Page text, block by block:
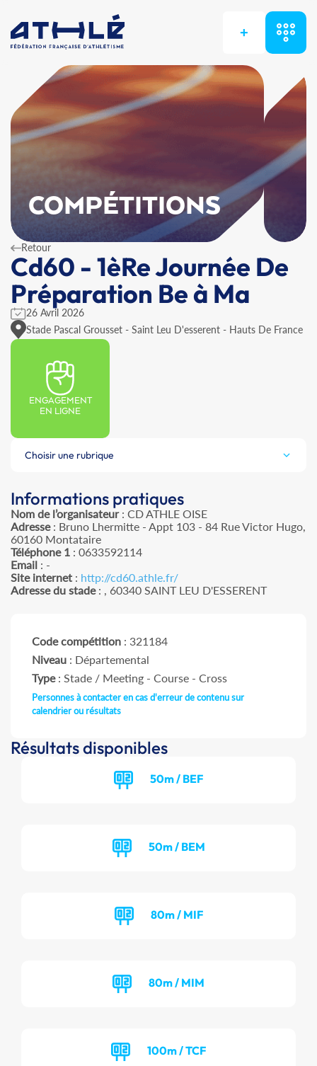
+
COMPÉTITIONS
Retour
Cd60 - 1èRe Journée De
Préparation Be à Ma
26 Avril 2026
Stade Pascal Grousset - Saint Leu D'esserent - Hauts De France
ENGAGEMENT
EN LIGNE
Choisir une rubrique
Informations pratiques
Nom de l’organisateur: CD ATHLE OISE
Adresse: Bruno Lhermitte - Appt 103 - 84 Rue Victor Hugo,
60160 Montataire
Téléphone 1 : 0633592114
Email : -
Site internet : http://cd60.athle.fr/
Adresse du stade: , 60340 SAINT LEU D'ESSERENT
Code compétition : 321184
Niveau : Départemental
Type: Stade / Meeting - Course - Cross
Personnes à contacter en cas d'erreur de contenu sur
calendrier ou résultats
Résultats disponibles
50m / BEF
50m / BEM
80m / MIF
80m / MIM
100m / TCF